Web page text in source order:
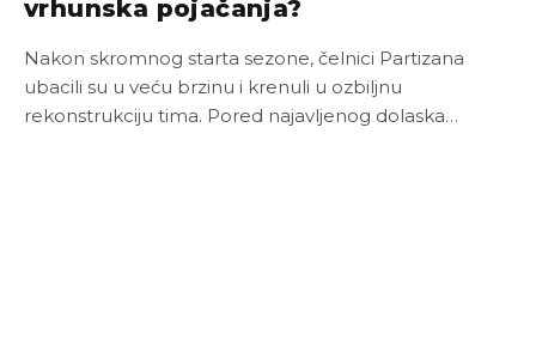
vrhunska pojačanja?
Nakon skromnog starta sezone, čelnici Partizana
ubacili su u veću brzinu i krenuli u ozbiljnu
rekonstrukciju tima. Pored najavljenog dolaska…